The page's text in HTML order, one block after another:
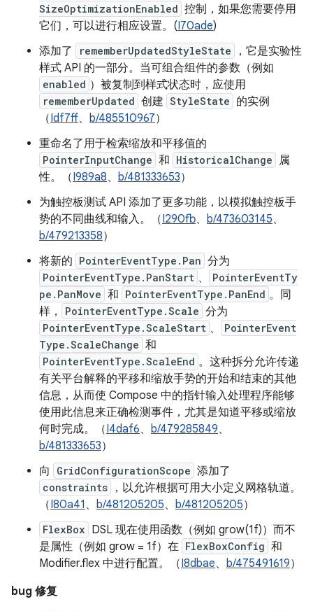
SizeOptimizationEnabled 控制，如果您需要停用
它们，可以进行相应设置。(I70ade)
添加了
rememberUpdatedStyleState
，它是实验性
样式 API 的一部分。当可组合组件的参数（例如
enabled ）被复制到样式状态时，应使用
rememberUpdated 创建 StyleState 的实例
（Idf7ff、 b/485510967）
重命名了用于检索缩放和平移值的
PointerInputChange 和 HistoricalChange 属
性。（I989a8、 b/481333653）
为触控板测试 API 添加了更多功能，以模拟触控板手
势的不同曲线和输入。（I290fb、 b/473603145、
b/479213358）
将新的 PointerEventType.Pan 分为
PointerEventType.PanStart 、
PointerEventTy
pe.PanMove 和 PointerEventType.PanEnd 。同
样，
PointerEventType.Scale 分为
PointerEventType.ScaleStart 、
PointerEvent
Type.ScaleChange 和
PointerEventType.ScaleEnd 。这种拆分允许传递
有关平台解释的平移和缩放手势的开始和结束的其他
信息，从而使 Compose 中的指针输入处理程序能够
使用此信息来正确检测事件，尤其是知道平移或缩放
何时完成。（I4daf6、 b/479285849、
b/481333653）
向
GridConfigurationScope 添加了
constraints
，以允许根据可用大小定义网格轨道。
（I80a41 、 b/481205205、 b/481205205）
FlexBox DSL 现在使用函数（例如 grow(1f)）而不
是属性（例如 grow = 1f）在 FlexBoxConfig 和
Modifier.flex 中进行配置。（I8dbae、 b/475491619）
bug 修复